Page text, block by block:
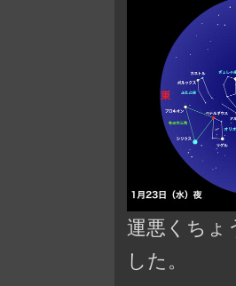
運悪くちょ
した。